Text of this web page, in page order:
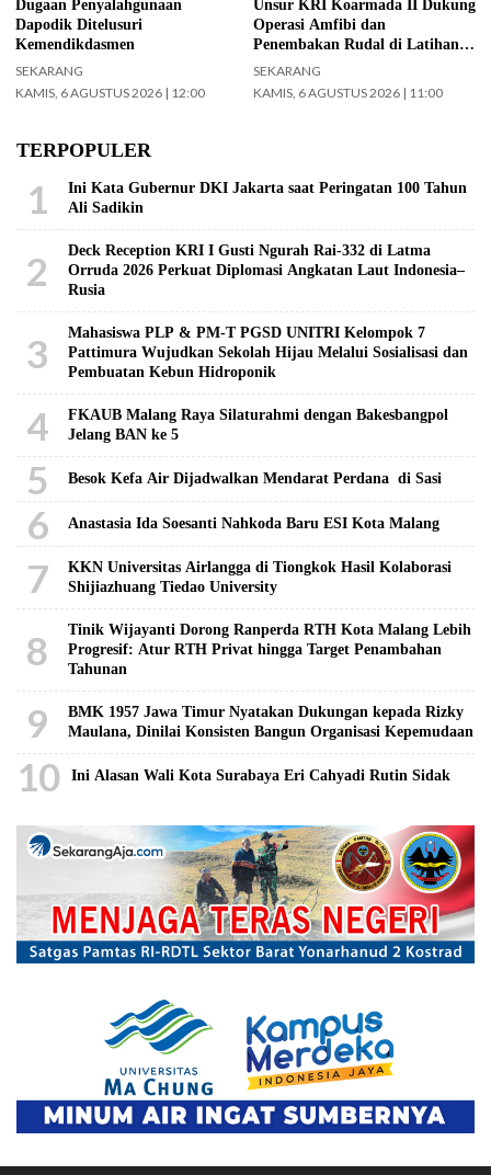
Dugaan Penyalahgunaan
Dapodik Ditelusuri
Kemendikdasmen
SEKARANG
KAMIS, 6 AGUSTUS 2026 | 12:00
(Foto: Pen/2)
Unsur KRI Koarmada II Dukung
Operasi Amfibi dan
Penembakan Rudal di Latihan
TNI Terintegrasi Tahun 2026
SEKARANG
KAMIS, 6 AGUSTUS 2026 | 11:00
TERPOPULER
1
Ini Kata Gubernur DKI Jakarta saat Peringatan 100 Tahun
Ali Sadikin
2
Deck Reception KRI I Gusti Ngurah Rai-332 di Latma
Orruda 2026 Perkuat Diplomasi Angkatan Laut Indonesia–
Rusia
3
Mahasiswa PLP & PM-T PGSD UNITRI Kelompok 7
Pattimura Wujudkan Sekolah Hijau Melalui Sosialisasi dan
Pembuatan Kebun Hidroponik
4
FKAUB Malang Raya Silaturahmi dengan Bakesbangpol
Jelang BAN ke 5
5 Besok Kefa Air Dijadwalkan Mendarat Perdana di Sasi
6 Anastasia Ida Soesanti Nahkoda Baru ESI Kota Malang
7
KKN Universitas Airlangga di Tiongkok Hasil Kolaborasi ​
Shijiazhuang Tiedao University
8
Tinik Wijayanti Dorong Ranperda RTH Kota Malang Lebih
Progresif: Atur RTH Privat hingga Target Penambahan
Tahunan
9
BMK 1957 Jawa Timur Nyatakan Dukungan kepada Rizky
Maulana, Dinilai Konsisten Bangun Organisasi Kepemudaan
10 Ini Alasan Wali Kota Surabaya Eri Cahyadi Rutin Sidak